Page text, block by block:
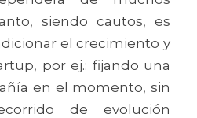
siendo cautos, es
el crecimiento y
por ej.: fijando una
en el momento, sin
de evolución